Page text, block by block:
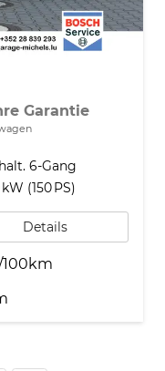
Garantie
6-Gang
kW (150 PS)
Details
100km